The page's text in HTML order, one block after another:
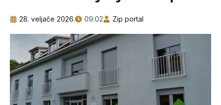
28. veljače 2026. 09:02 Zip portal